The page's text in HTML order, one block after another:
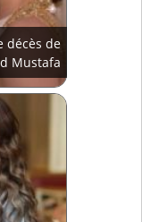
décès de
Mustafa